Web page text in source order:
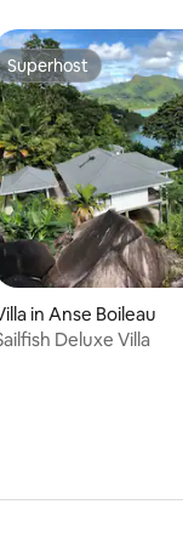
beoordeling van 5
Superhost
Superhost
in Anse Boileau
Deluxe Villa